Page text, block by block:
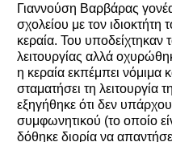
Γιαννούση Βαρβάρας
σχολείου με τον ιδιοκτήτη
κεραία. Του υποδείχτηκαν
λειτουργίας αλλά
η κεραία εκπέμπει νόμιμα
σταματήσει τη λειτουργία
εξηγήθηκε ότι δεν
συμφωνητικού (το οποίο
δόθηκε διορία να